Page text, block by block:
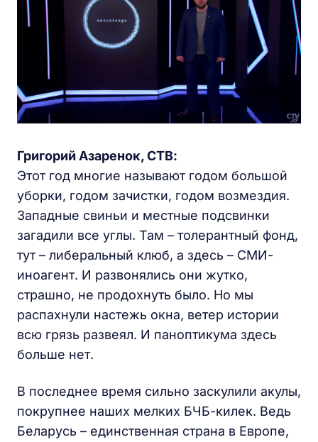
Григорий Азаренок,СТВ:
Этот год многие называют годом большой
уборки, годом зачистки, годом возмездия.
Западные свиньи и местные подсвинки
загадили все углы. Там – толерантный фонд,
тут – либеральный клюб, а здесь – СМИ-
иноагент. И развонялись они жутко,
страшно, не продохнуть было. Но мы
распахнули настежь окна, ветер истории
всю грязь развеял. И паноптикума здесь
больше нет.
В последнее время сильно заскулили акулы,
покрупнее наших мелких БЧБ-килек. Ведь
Беларусь – единственная страна в Европе,